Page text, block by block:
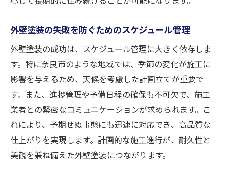
外壁塗装の失敗を防ぐためのスケジュール管理
外壁塗装の成功は、スケジュール管理に大きく依存しま
す。特に奈良市のような地域では、季節の変化が施工に
影響を与えるため、天候を考慮した計画立てが重要で
す。また、進捗管理や予備日程の確保も不可欠で、施工
業者との緊密なコミュニケーションが求められます。こ
れにより、予期せぬ事態にも迅速に対応でき、高品質な
仕上がりを実現します。計画的な施工進行が、耐久性と
美観を兼ね備えた外壁塗装につながります。